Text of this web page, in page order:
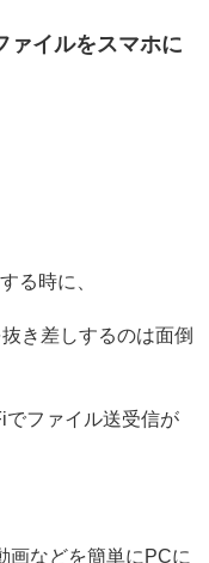
ァイルをスマホに
る時に、
き差しするのは面倒
ファイル送受信が
画などを簡単にPCに